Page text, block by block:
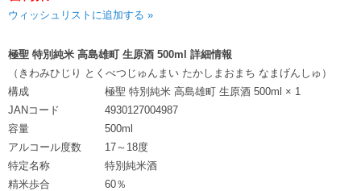
ウィッシュリストに追加する »
極聖 特別純米 高島雄町 生原酒 500ml 詳細情報
（きわみひじり とくべつじゅんまい たかしまおまち なまげんしゅ）
構成
極聖 特別純米 高島雄町 生原酒 500ml × 1
JANコード
4930127004987
容量
500ml
アルコール度数
17～18度
特定名称
特別純米酒
精米歩合
60％